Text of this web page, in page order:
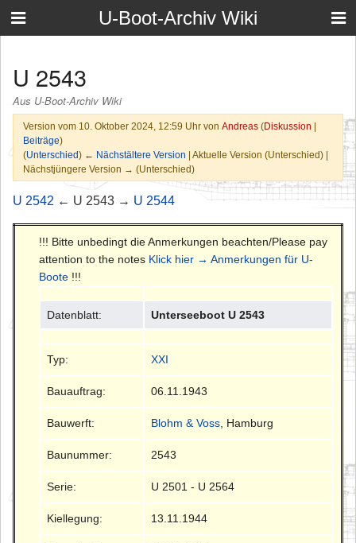
U-Boot-Archiv Wiki
U 2543
Aus U-Boot-Archiv Wiki
Version vom 10. Oktober 2024, 12:59 Uhr von Andreas (Diskussion |
Beiträge)
(Unterschied) ← Nächstältere Version | Aktuelle Version (Unterschied) |
Nächstjüngere Version → (Unterschied)
U 2542 ← U 2543 → U 2544
!!! Bitte unbedingt die Anmerkungen beachten/Please pay
attention to the notes Klick hier → Anmerkungen für U-
Boote !!!
Datenblatt: Unterseeboot U 2543
Typ: XXI
Bauauftrag: 06.11.1943
Bauwerft: Blohm & Voss , Hamburg
Baunummer: 2543
Serie: U 2501 - U 2564
Kiellegung: 13.11.1944